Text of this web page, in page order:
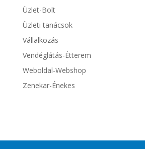
Üzlet-Bolt
Üzleti tanácsok
Vállalkozás
Vendéglátás-Étterem
Weboldal-Webshop
Zenekar-Énekes